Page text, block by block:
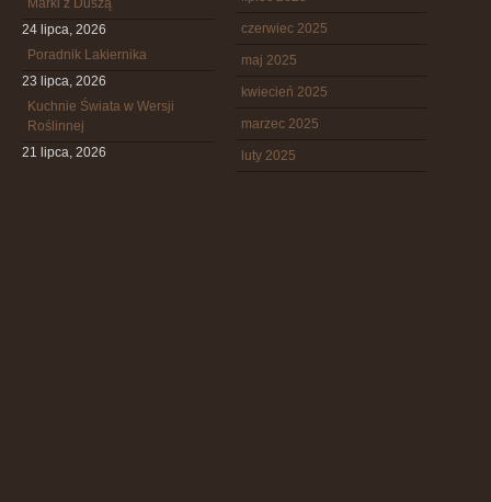
Marki z Duszą
24 lipca, 2026
Poradnik Lakiernika
23 lipca, 2026
Kuchnie Świata w Wersji
Roślinnej
21 lipca, 2026
czerwiec 2025
maj 2025
kwiecień 2025
marzec 2025
luty 2025